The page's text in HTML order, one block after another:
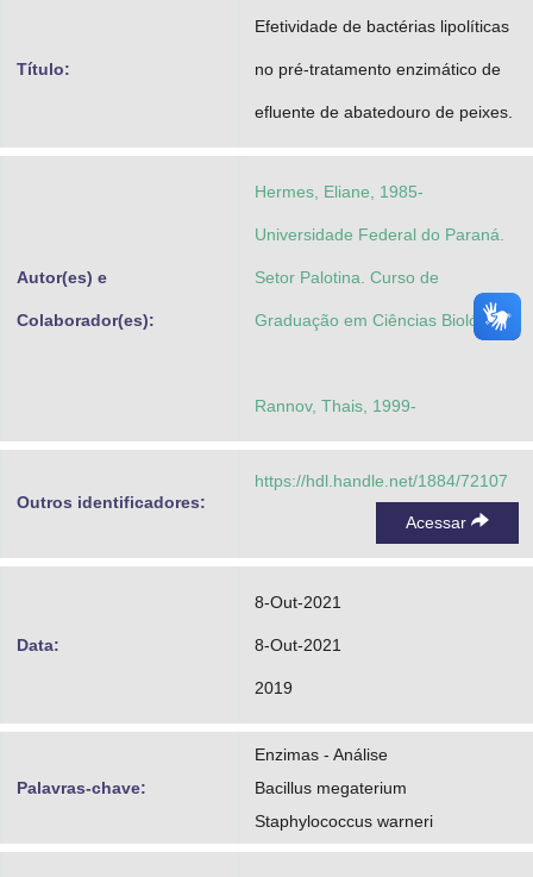
Planalto
Título:
Efetividade de bactérias lipolíticas
no pré-tratamento enzimático de
efluente de abatedouro de peixes.
Autor(es) e
Colaborador(es):
Hermes, Eliane, 1985-
Universidade Federal do Paraná.
Setor Palotina. Curso de
Graduação em Ciências Biológicas
Rannov, Thais, 1999-
Outros identificadores:
https://hdl.handle.net/1884/72107
Acessar
Data:
8-Out-2021
8-Out-2021
2019
Palavras-chave:
Enzimas - Análise
Bacillus megaterium
Staphylococcus warneri